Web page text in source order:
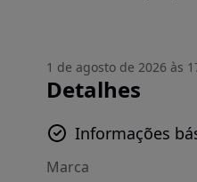
1 de agosto de 2026 às
Detalhes
Informações
Marca